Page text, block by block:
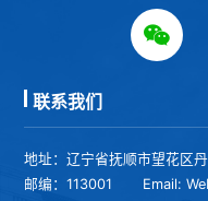
联系我们
地址：辽宁省抚顺市望花区
邮编：113001
Email: